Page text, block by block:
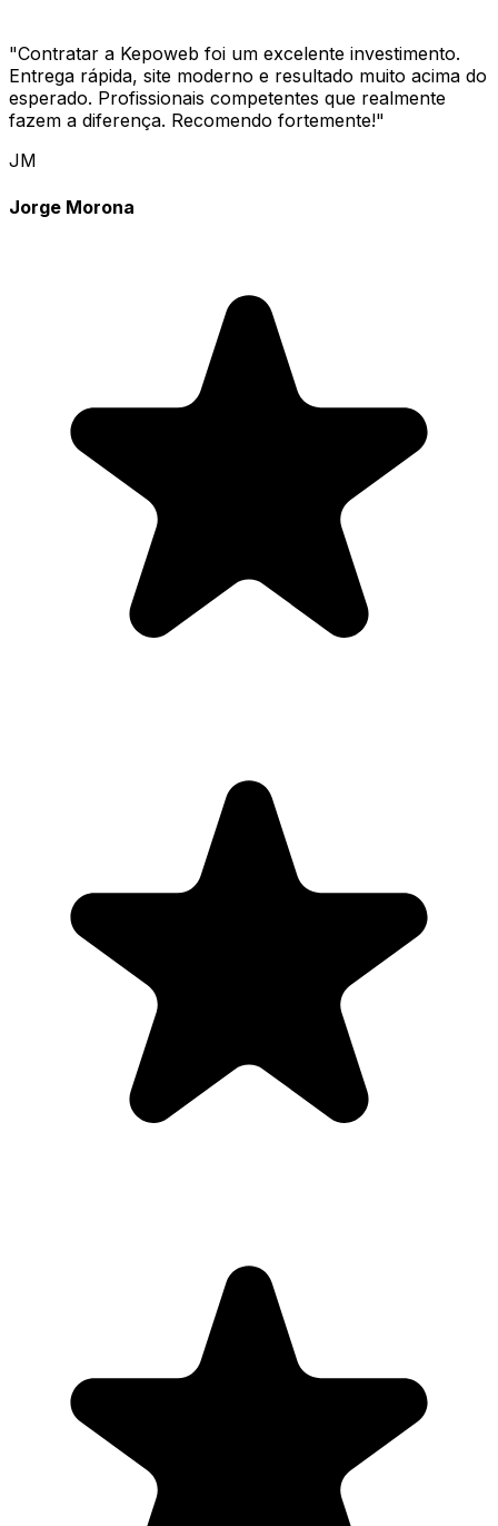
"Contratar a Kepoweb foi um excelente investimento.
Entrega rápida, site moderno e resultado muito acima do
esperado. Profissionais competentes que realmente
fazem a diferença. Recomendo fortemente!"
JM
Jorge Morona